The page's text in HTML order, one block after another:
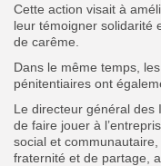
Cette action visait à
leur témoigner solidarité
de carême.
Dans le même temps,
pénitentiaires ont
Le directeur général des
de faire jouer à
social et
fraternité et de partage,